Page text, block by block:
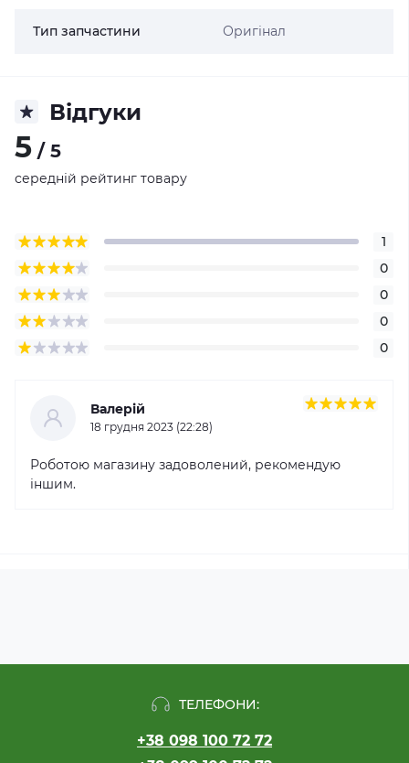
Тип запчастини Оригінал
Відгуки
5 / 5
середній рейтинг товару
1
0
0
0
0
Валерій
18 грудня 2023 (22:28)
Роботою магазину задоволений, рекомендую
іншим.
ТЕЛЕФОНИ:
+38 098 100 72 72